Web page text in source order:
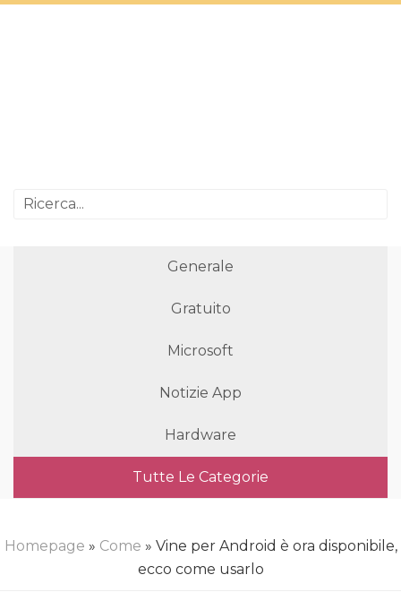
Generale
Gratuito
Microsoft
Notizie App
Hardware
Tutte Le Categorie
Homepage » Come » Vine per Android è ora disponibile,
ecco come usarlo